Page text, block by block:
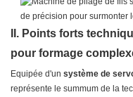
II. Points forts
pour formage
Equipée d'un système de
représente le summum de la